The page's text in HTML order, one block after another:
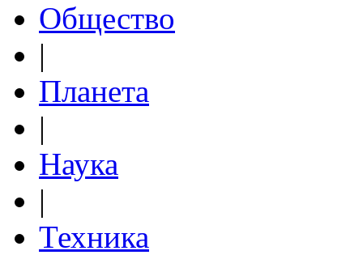
Общество
|
Планета
|
Наука
|
Техника